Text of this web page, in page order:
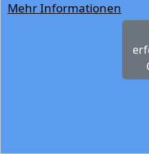
Mehr Informationen